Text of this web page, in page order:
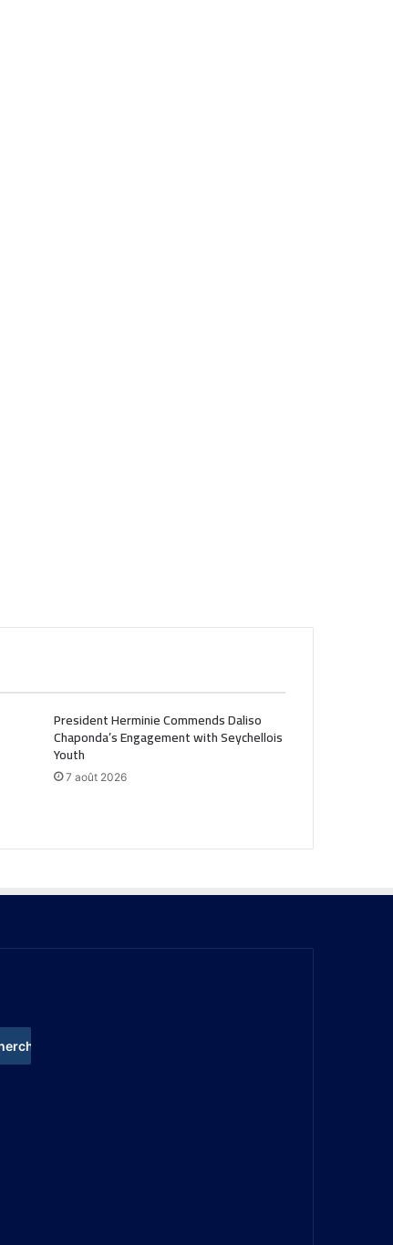
President Herminie Commends Daliso
Chaponda’s Engagement with Seychellois
Youth
7 août 2026